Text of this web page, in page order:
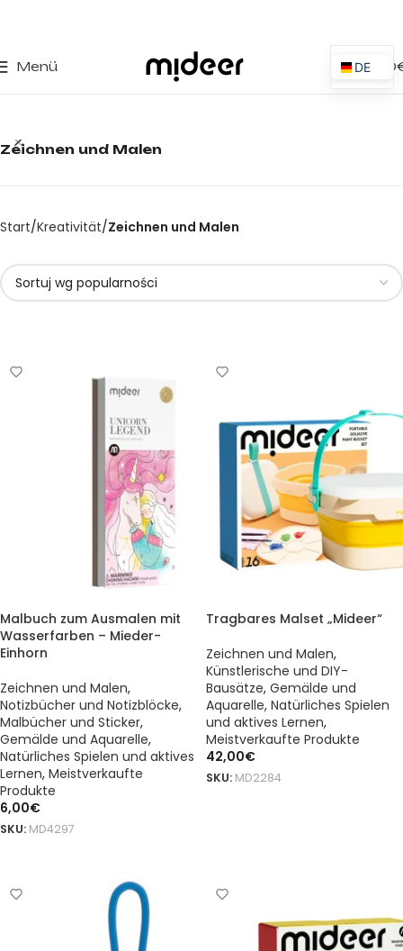
Menü 0,00
Zeichnen und Malen
Start Kreativität Zeichnen und Malen
Malbuch zum Ausmalen mit
Wasserfarben – Mieder-
Einhorn
Zeichnen und Malen,
Notizbücher und Notizblöcke,
Malbücher und Sticker,
Gemälde und Aquarelle,
Natürliches Spielen und aktives
Lernen, Meistverkaufte
Produkte
6,00€
SKU: MD4297
Tragbares Malset „Mideer“
Zeichnen und Malen,
Künstlerische und DIY-
Bausätze, Gemälde und
Aquarelle, Natürliches Spielen
und aktives Lernen,
Meistverkaufte Produkte
42,00€
SKU: MD2284
DE
ES